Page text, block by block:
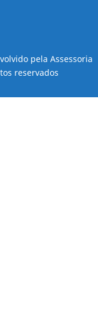
pela Assessoria
reservados